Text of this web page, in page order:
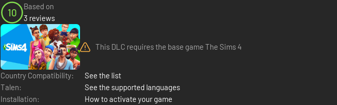
10
Based on
3 reviews
This DLC requires the base game The Sims 4
Country Compatibility:
See the list
Talen:
See the supported languages
Installation:
How to activate your game